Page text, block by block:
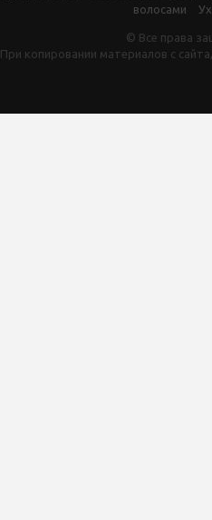
волосами
© Все права
При копировании материалов с